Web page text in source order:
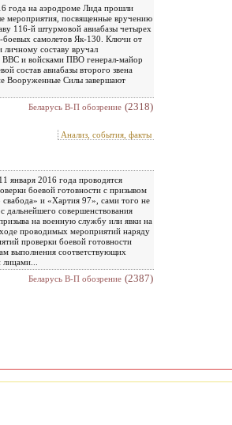
года на аэродроме Лида прошли
мероприятия, посвященные вручению
116-й штурмовой авиабазы четырех
самолетов Як-130. Ключи от
личному составу вручал
и войсками ПВО генерал-майор
состав авиабазы второго звена
Вооруженные Силы завершают
Беларусь В-П обозрение (2318)
Анализ, события, факты
января 2016 года проводятся
боевой готовности с призывом
свабода» и «Хартия 97», сами того не
дальнейшего совершенствования
на военную службу или явки на
проводимых мероприятий наряду
проверки боевой готовности
выполнения соответствующих
Беларусь В-П обозрение (2387)